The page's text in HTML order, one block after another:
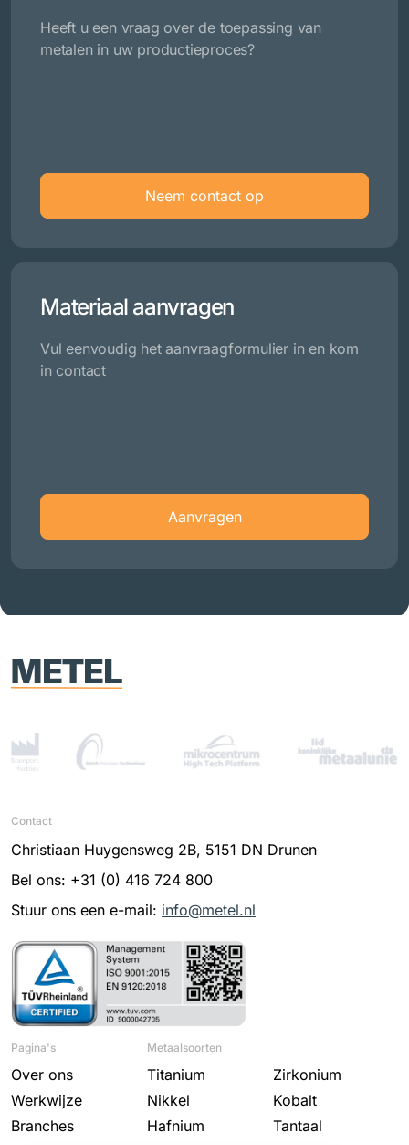
Heeft u een vraag over de toepassing van
metalen in uw productieproces?
Neem contact op
Materiaal aanvragen
Vul eenvoudig het aanvraagformulier in en kom
in contact
Aanvragen
Contact
Christiaan Huygensweg 2B, 5151 DN Drunen
Bel ons: +31 (0) 416 724 800
Stuur ons een e-mail: info@metel.nl
Pagina's
Over ons
Werkwijze
Branches
Metaalsoorten
Titanium
Zirkonium
Nikkel
Kobalt
Hafnium
Tantaal